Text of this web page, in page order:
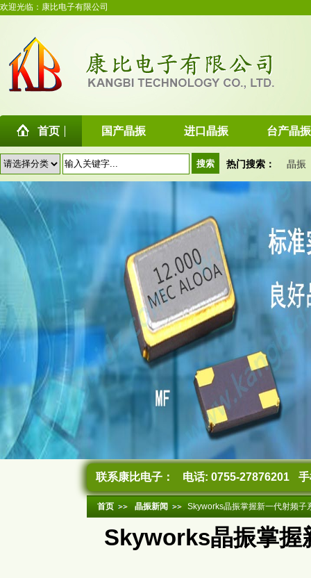
欢迎光临：康比电子有限公司
首页 国产晶振 进口晶振 台产晶振
热门搜索： 晶振
联系康比电子： 电话: 0755-27876201
首页 晶振新闻 Skyworks晶振掌握新一代射频子
Skyworks晶振掌握